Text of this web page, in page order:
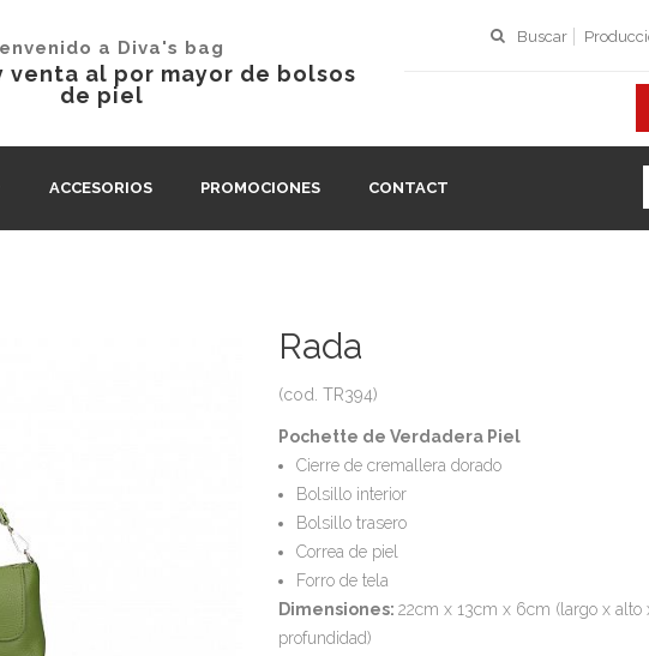
a Diva's bag
venta al por mayor de bolsos
de piel
Buscar
ACCESORIOS PROMOCIONES CONTACT
Rada
(cod. TR394)
Pochette de Verdadera Piel
Cierre de cremallera dorado
Bolsillo interior
Bolsillo trasero
Correa de piel
Forro de tela
Dimensiones: 22cm x 13cm x 6cm (largo x alto
profundidad)